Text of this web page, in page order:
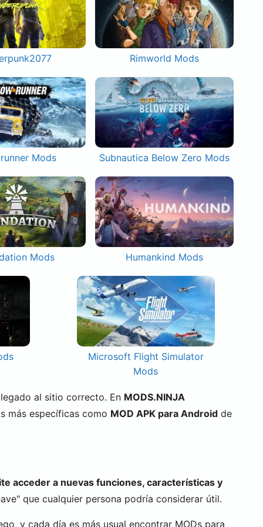
Rimworld Mods
Mods Subnautica Below Zero Mods
Mods Humankind Mods
Microsoft Flight Simulator
Mods
al sitio correcto. En MODS.NINJA
más específicas como MOD APK para Android de
acceder a nuevas funciones, características y
que cualquier persona podría considerar útil.
y cada día es más usual encontrar MODs para